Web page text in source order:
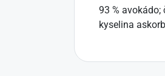
93 %
kyselina